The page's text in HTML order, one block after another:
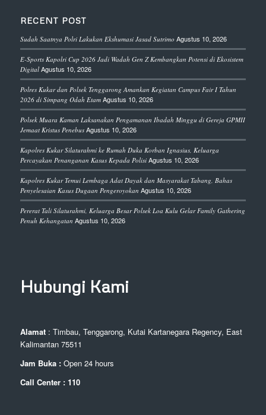
RECENT POST
Sudah Saatnya Polri Lakukan Ekshumasi Jasad Sutrimo Agustus 10, 2026
E-Sports Kapolri Cup 2026 Jadi Wadah Gen Z Kembangkan Potensi di Ekosistem
Digital Agustus 10, 2026
Polres Kukar dan Polsek Tenggarong Amankan Kegiatan Campus Fair I Tahun
2026 di Simpang Odah Etam Agustus 10, 2026
Polsek Muara Kaman Laksanakan Pengamanan Ibadah Minggu di Gereja GPMII
Jemaat Kristus Penebus Agustus 10, 2026
Kapolres Kukar Silaturahmi ke Rumah Duka Korban Ignasius, Keluarga
Percayakan Penanganan Kasus Kepada Polisi Agustus 10, 2026
Kapolres Kukar Temui Lembaga Adat Dayak dan Masyarakat Tabang, Bahas
Penyelesaian Kasus Dugaan Pengeroyokan Agustus 10, 2026
Pererat Tali Silaturahmi, Keluarga Besar Polsek Loa Kulu Gelar Family Gathering
Penuh Kehangatan Agustus 10, 2026
Hubungi Kami
Alamat: Timbau, Tenggarong, Kutai Kartanegara Regency, East
Kalimantan 75511
Jam Buka : Open 24 hours
Call Center : 110